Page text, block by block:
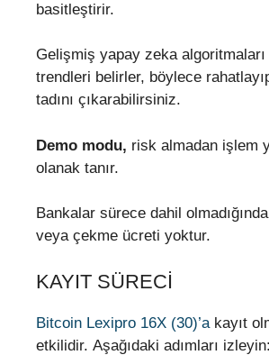
basitleştirir.
Gelişmiş yapay zeka
trendleri belirler, böylece
tadını çıkarabilirsiniz.
Demo modu, risk almadan işlem
olanak tanır.
Bankalar sürece dahil
veya çekme ücreti yoktur.
KAYIT SÜRECI
Bitcoin Lexipro 16X (30)’akayıt
etkilidir. Aşağıdaki adımları izleyin: